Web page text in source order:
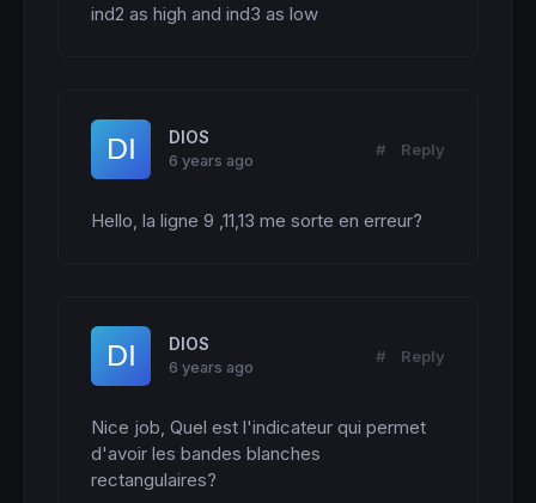
ind2 as high and ind3 as low
DIOS
6 years ago
# Reply
Hello, la ligne 9 ,11,13 me sorte en erreur?
DIOS
6 years ago
# Reply
Nice job, Quel est l'indicateur qui permet
d'avoir les bandes blanches
rectangulaires?